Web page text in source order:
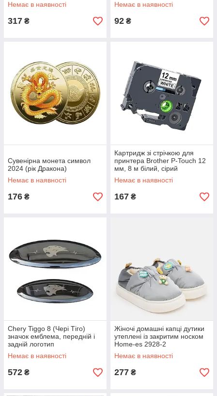
Немає в наявності
317 ₴
Немає в наявності
92 ₴
Сувенірна монета символ
2024 (рік Дракона)
Немає в наявності
176 ₴
Картридж зі стрічкою для
принтера Brother P-Touch 12
мм, 8 м білий, сірий
Немає в наявності
167 ₴
Chery Tiggo 8 (Чері Тіго)
значок емблема, передній і
задній логотип
Немає в наявності
572 ₴
Жіночі домашні капці дутики
утеплені із закритим носком
Home-es 2928-2
Немає в наявності
277 ₴